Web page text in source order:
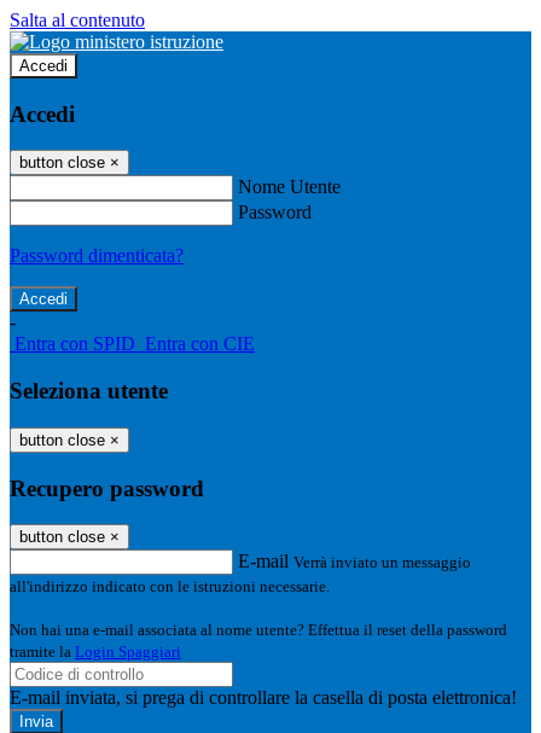
Salta al contenuto
Accedi
Accedi
button close ×
Nome Utente
Password
Password dimenticata?
-
Entra con SPID Entra con CIE
Seleziona utente
button close ×
Recupero password
button close ×
E-mail Verrà inviato un messaggio
all'indirizzo indicato con le istruzioni necessarie.
Non hai una e-mail associata al nome utente? Effettua il reset della password
tramite la Login Spaggiari
E-mail inviata, si prega di controllare la casella di posta elettronica!